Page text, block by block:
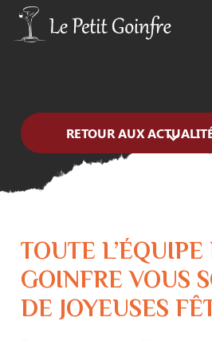
RETOUR AUX
TOUTE
GOINFRE VOUS
DE JOYEUSES